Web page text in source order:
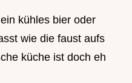
kühles bier oder
wie die faust aufs
küche ist doch eh